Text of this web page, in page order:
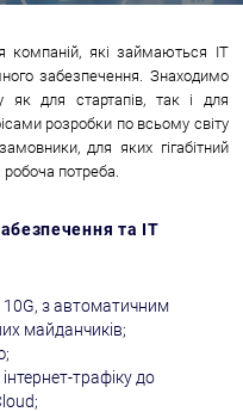
компаній, які займаються IT
забезпечення. Знаходимо
як для стартапів, так і для
розробки по всьому світу
для яких гігабітний
робоча потреба.
та IT
10G, з автоматичним
майданчиків;
трафіку до